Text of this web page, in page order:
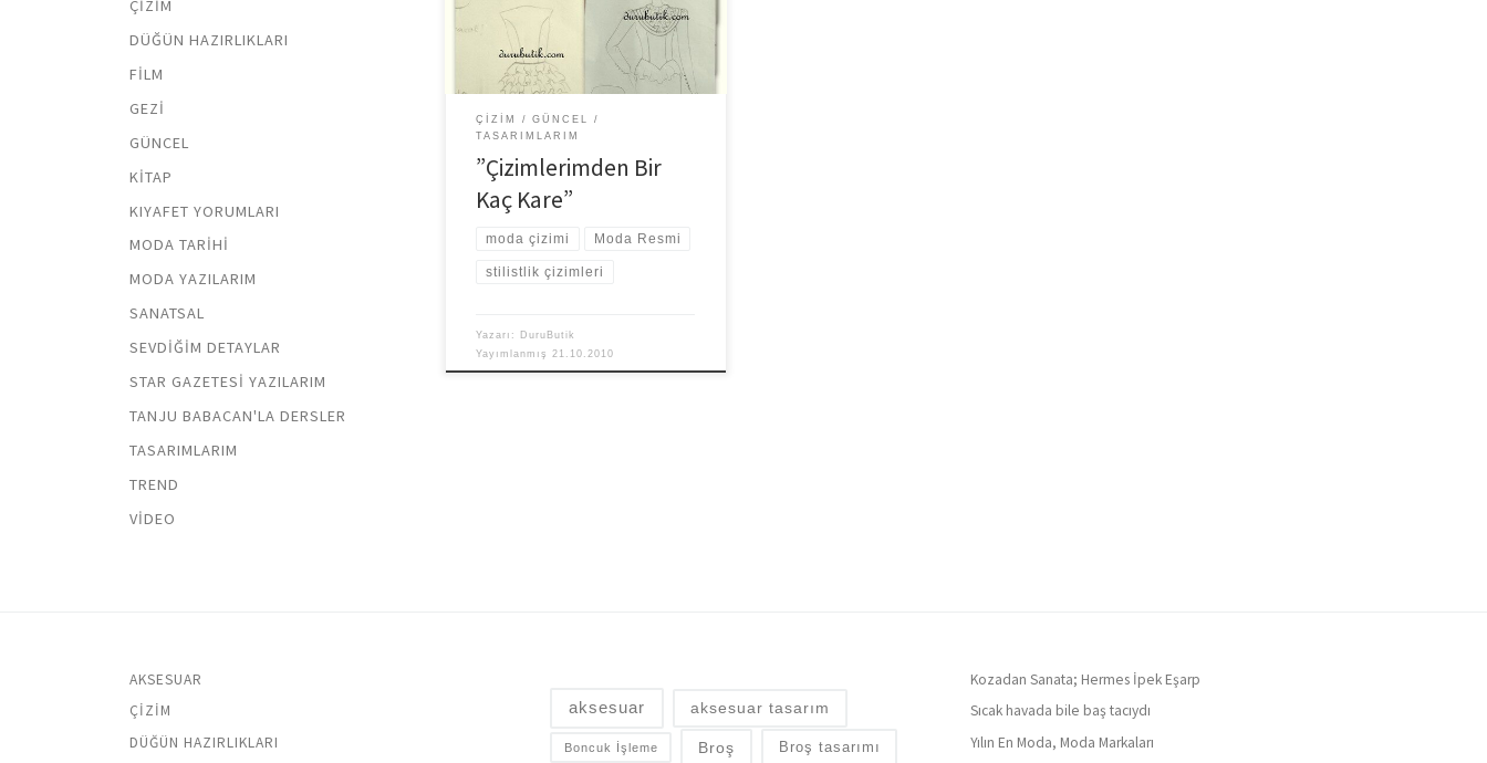
için, çizim ve tasarımlarımı merak
edenler mail ile soruyorlar. Kıyafet
tasarlamak […]
ÇIZIM
GÜNCEL
TASARIMLARIM
”Çizimlerimden Bir
Kaç Kare”
moda çizimi Moda Resmi
stilistlik çizimleri
Yazarı: DuruButik
Yayımlanmış21.10.2010
ÇIZIM
DÜĞÜN HAZIRLIKLARI
FILM
GEZI
GÜNCEL
KITAP
KIYAFET YORUMLARI
MODA TARIHI
MODA YAZILARIM
SANATSAL
SEVDIĞIM DETAYLAR
STAR GAZETESI YAZILARIM
TANJU BABACAN'LA DERSLER
TASARIMLARIM
TREND
VIDEO
AKSESUAR
ÇIZIM
DÜĞÜN HAZIRLIKLARI
aksesuar aksesuar tasarım
Boncuk İşleme Broş Broş tasarımı
Kozadan Sanata; Hermes İpek Eşarp
Sıcak havada bile baş tacıydı
Yılın En Moda, Moda Markaları